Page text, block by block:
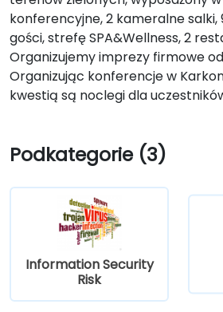
konferencyjne, 2 kameralne salki,
gości, strefę SPA&Wellness, 2
Organizujemy imprezy firmowe
Organizując konferencje w
kwestią są noclegi dla
Podkategorie (3)
Information Security
Risk